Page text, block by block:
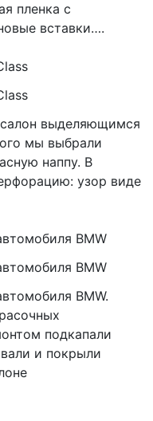
пленка с
вставки….
выделяющимся
мы выбрали
наппу. В
узор виде
BMW
BMW
BMW.
подкапали
и покрыли